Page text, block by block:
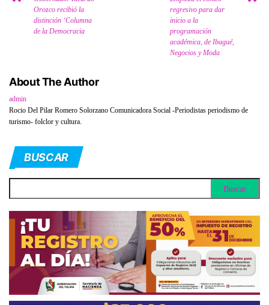
Orozco recibió la
distinción ‘Columna
de la Democracia
regresivo para dar
inicio a la
programación
académica, de Ibagué,
Negocios y Moda
About The Author
admin
Rocio Del Pilar Romero Solorzano Comunicadora Social -Periodistas periodismo de
turismo- folclor y cultura.
BUSCAR